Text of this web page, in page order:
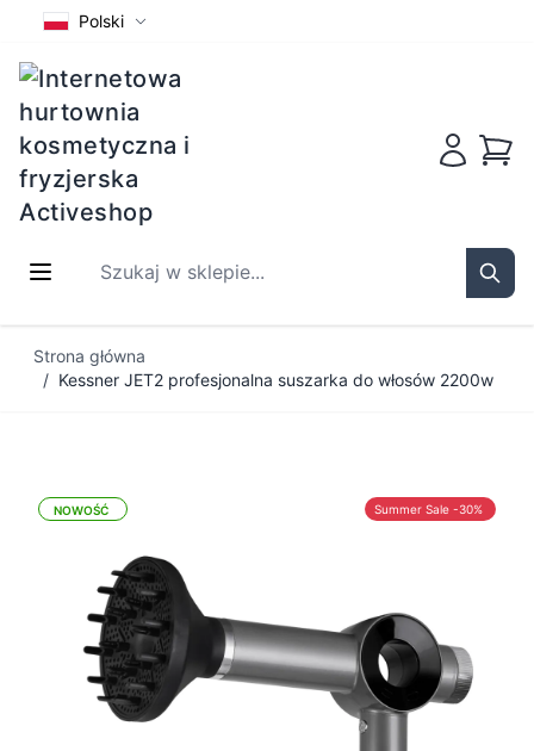
Polski
Szukaj w sklepie...
Strona główna
/ Kessner JET2 profesjonalna suszarka do włosów 2200w
Summer Sale -30%
NOWOŚĆ